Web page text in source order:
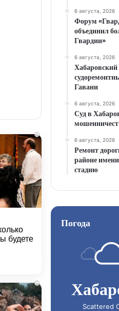
i
будете
i
6 августа, 2026
Форум
объединил
Гвардии»
6 августа, 2026
Хабаровский
Гавани
6 августа, 2026
Суд в
6 августа, 2026
Ремонт
районе
стадию
Погода
Scattered